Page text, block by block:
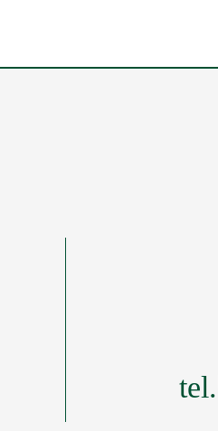
tel.